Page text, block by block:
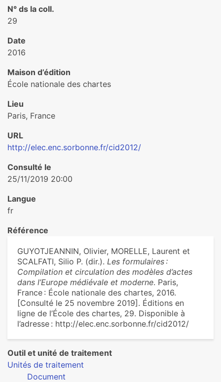
N° ds la coll.
29
Date
2016
Maison d’édition
École nationale des chartes
Lieu
Paris, France
URL
http://elec.enc.sorbonne.fr/cid2012/
Consulté le
25/11/2019 20:00
Langue
fr
Référence
GUYOTJEANNIN, Olivier, MORELLE, Laurent et
SCALFATI, Silio P. (dir.). Les formulaires :
Compilation et circulation des modèles d’actes
dans l’Europe médiévale et moderne. Paris,
France : École nationale des chartes, 2016.
[Consulté le 25 novembre 2019]. Éditions en
ligne de l’École des chartes, 29. Disponible à
l’adresse : http://elec.enc.sorbonne.fr/cid2012/
Outil et unité de traitement
Unités de traitement
Document